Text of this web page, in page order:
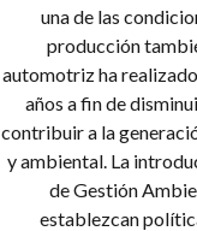
una de las
producción
automotriz ha
años a fin de
contribuir a la
y ambiental. La
de Gestión
establezcan